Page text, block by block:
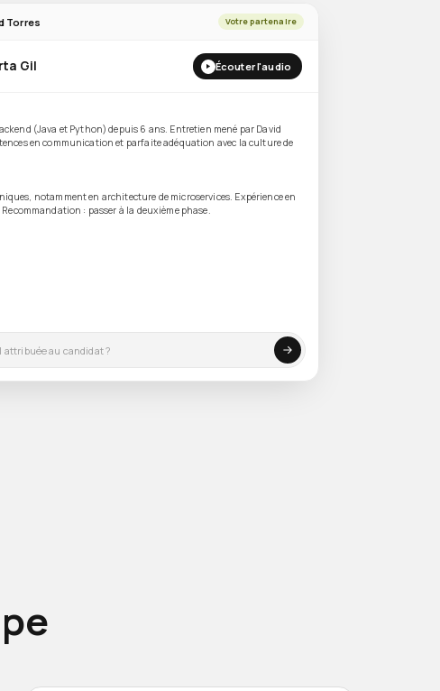
Torres Votre partenaire
Gil Écouter l'audio
(Java et Python) depuis 6 ans. Entretien mené par David
en communication et parfaite adéquation avec la culture de
notamment en architecture de microservices. Expérience en
: passer à la deuxième phase.
8,5/10 : excellents aspects backend et microservices, mais
gestion d’équipe. Il le recommande pour la deuxième phase.